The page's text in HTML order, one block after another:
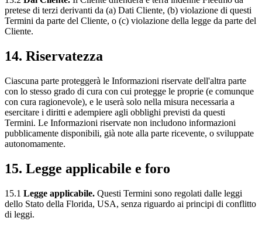
pretese di terzi derivanti da (a) Dati Cliente, (b) violazione di questi
Termini da parte del Cliente, o (c) violazione della legge da parte del
Cliente.
14. Riservatezza
Ciascuna parte proteggerà le Informazioni riservate dell'altra parte
con lo stesso grado di cura con cui protegge le proprie (e comunque
con cura ragionevole), e le userà solo nella misura necessaria a
esercitare i diritti e adempiere agli obblighi previsti da questi
Termini. Le Informazioni riservate non includono informazioni
pubblicamente disponibili, già note alla parte ricevente, o sviluppate
autonomamente.
15. Legge applicabile e foro
15.1 Legge applicabile. Questi Termini sono regolati dalle leggi
dello Stato della Florida, USA, senza riguardo ai principi di conflitto
di leggi.